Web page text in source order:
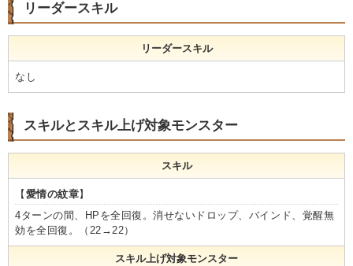
リーダースキル
リーダースキル
なし
スキルとスキル上げ対象モンスター
スキル
【 愛情の紋章】
4ターンの間、HPを全回復。消せないドロップ、バインド、覚醒無
効を全回復。（22→22）
スキル上げ対象モンスター